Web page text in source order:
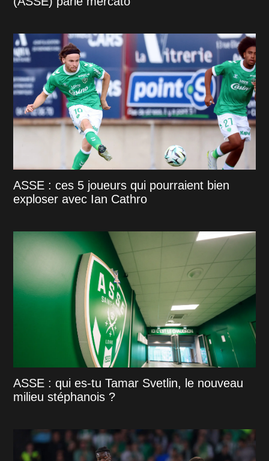
ASSE : ces 5 joueurs qui pourraient bien
exploser avec Ian Cathro
ASSE : qui es-tu Tamar Svetlin, le nouveau
milieu stéphanois ?